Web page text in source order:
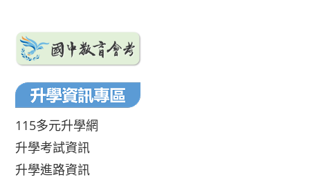
115多元升學網
升學考試資訊
升學進路資訊